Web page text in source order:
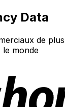
Data
de
le monde